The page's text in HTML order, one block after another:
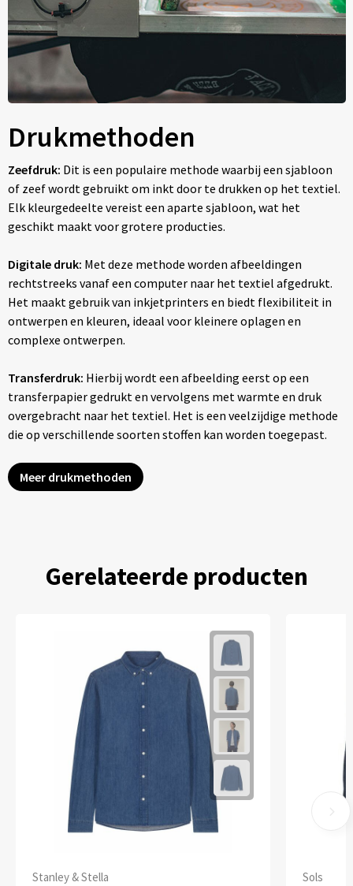
Drukmethoden
Zeefdruk: Dit is een populaire methode waarbij een sjabloon
of zeef wordt gebruikt om inkt door te drukken op het textiel.
Elk kleurgedeelte vereist een aparte sjabloon, wat het
geschikt maakt voor grotere producties.
Digitale druk: Met deze methode worden afbeeldingen
rechtstreeks vanaf een computer naar het textiel afgedrukt.
Het maakt gebruik van inkjetprinters en biedt flexibiliteit in
ontwerpen en kleuren, ideaal voor kleinere oplagen en
complexe ontwerpen.
Transferdruk: Hierbij wordt een afbeelding eerst op een
transferpapier gedrukt en vervolgens met warmte en druk
overgebracht naar het textiel. Het is een veelzijdige methode
die op verschillende soorten stoffen kan worden toegepast.
Meer drukmethoden
Gerelateerde producten
Stanley & Stella Sols